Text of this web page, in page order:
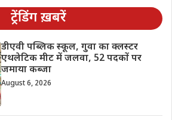
ट्रेंडिंग ख़बरें
डीएवी पब्लिक स्कूल, गुवा का क्लस्टर
एथलेटिक मीट में जलवा, 52 पदकों पर
जमाया कब्जा
August 6, 2026